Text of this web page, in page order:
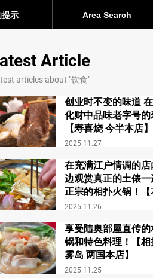
提示 Area Search
Article
articles about "饮食"
2025.11.27
创业时不变的味道
化财中品味老字号的
【寿喜烧 今半本店】
2025.11.26
在充满江户情调的店
边观赏真正的土俵一
正宗的相扑火锅！【
江户东京博物馆前店
2025.11.25
享受陆奥部屋直传的
锅和特色料理！【相
雾岛 两国本店】